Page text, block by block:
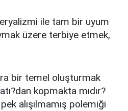
ile tam bir uyum
üzere terbiye etmek,
bir temel oluşturmak
kopmakta mıdır?
alışılmamış polemiği